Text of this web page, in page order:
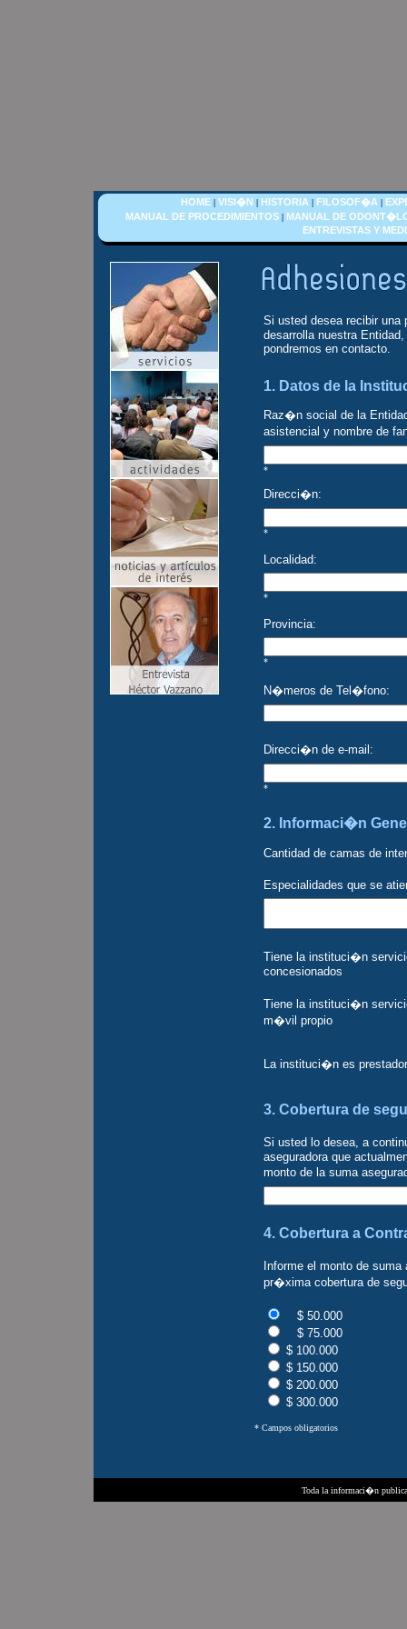
HOME | VISI�N | HISTORIA | FILOSOF�A |
MANUAL DE PROCEDIMIENTOS | MANUAL DE
ENTREVISTAS Y
Si usted desea recibir
desarrolla nuestra
pondremos en contacto.
1. Datos de la
Raz�n social de la
asistencial y nombre de
*
Direcci�n:
*
Localidad:
*
Provincia:
*
N�meros de Tel�fono:
Direcci�n de e-mail:
*
2. Informaci�n
Cantidad de camas de
Especialidades que se
Tiene la instituci�n
concesionados
Tiene la instituci�n
m�vil propio
La instituci�n es
3. Cobertura de
Si usted lo desea, a
aseguradora que
monto de la suma
4. Cobertura a
Informe el monto de
pr�xima cobertura de
$ 50.000
$ 75.000
$ 100.000
$ 150.000
$ 200.000
$ 300.000
* Campos obligatorios
Toda la informaci�n